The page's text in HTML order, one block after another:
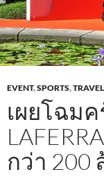
EVENT,SPORTS,TRAVEL
เผยโฉม
กว่า 200